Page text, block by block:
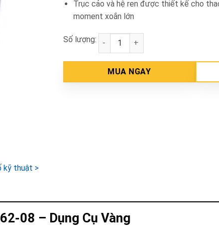
kỹ thuật >
Trục cảo và hệ ren được thiết kế cho
moment xoắn lớn
Số lượng: Cảo hai chấu 8" Kingtony 7962-08
MUA NGAY
08 – Dụng Cụ Vàng